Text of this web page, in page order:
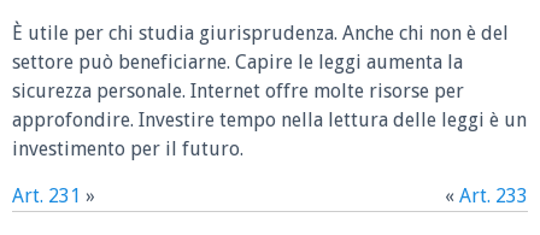
È utile per chi studia giurisprudenza. Anche chi non è del
settore può beneficiarne. Capire le leggi aumenta la
sicurezza personale. Internet offre molte risorse per
approfondire. Investire tempo nella lettura delle leggi è un
investimento per il futuro.
Art. 231 » « Art. 233